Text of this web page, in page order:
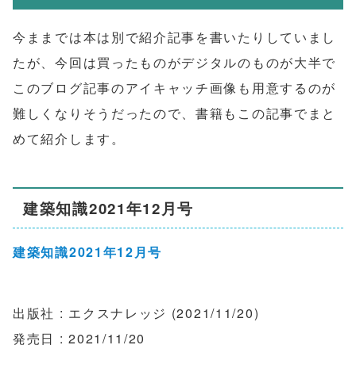
今ままでは本は別で紹介記事を書いたりしていまし
たが、今回は買ったものがデジタルのものが大半で
このブログ記事のアイキャッチ画像も用意するのが
難しくなりそうだったので、書籍もこの記事でまと
めて紹介します。
建築知識2021年12月号
建築知識2021年12月号
出版社 : エクスナレッジ (2021/11/20)
発売日 : 2021/11/20